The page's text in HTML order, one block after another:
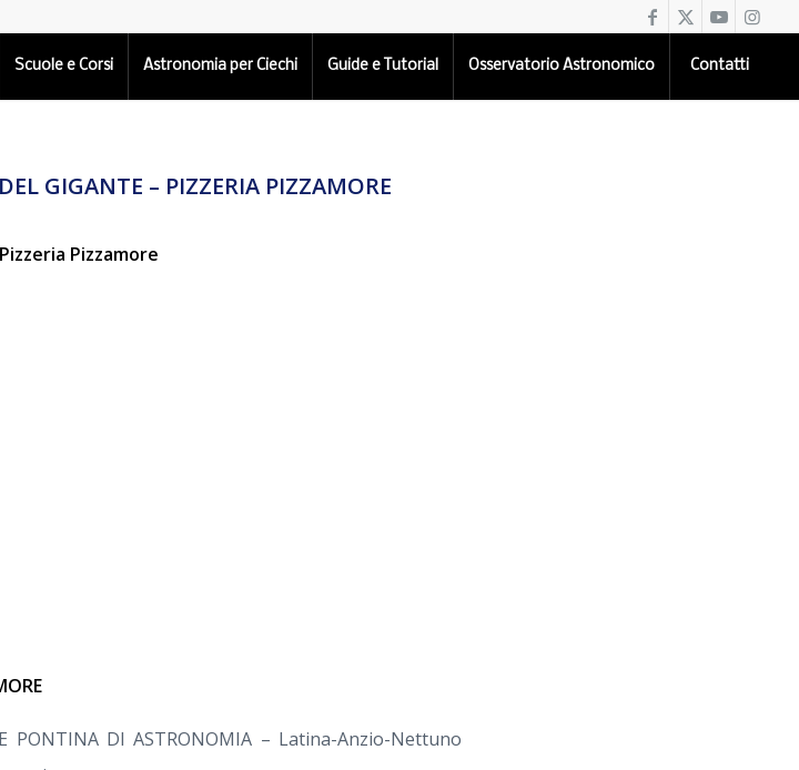
Scuole e Corsi Astronomia per Ciechi Guide e Tutorial Osservatorio Astronomico Contatti
GIGANTE – PIZZERIA PIZZAMORE
Pizzeria Pizzamore
PONTINA DI ASTRONOMIA – Latina-Anzio-Nettuno